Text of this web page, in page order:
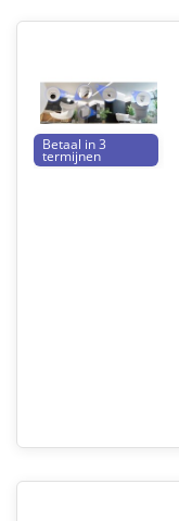
Betaal in 3
termijnen